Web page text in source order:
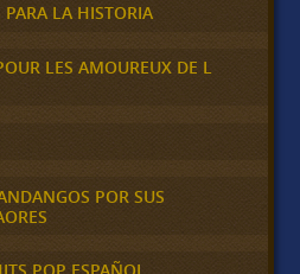
LA HISTORIA
LES AMOUREUX DE L
POR SUS